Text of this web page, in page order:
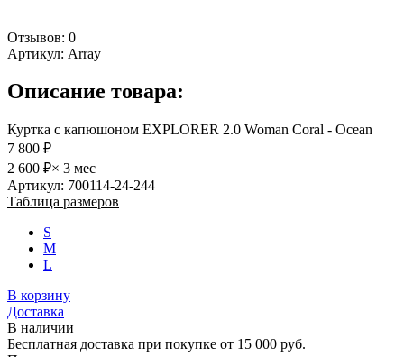
Отзывов: 0
Артикул: Array
Описание товара:
Куртка с капюшоном EXPLORER 2.0 Woman Coral - Ocean
7 800 ₽
2 600 ₽× 3 мес
Артикул: 700114-24-244
Таблица размеров
S
M
L
В корзину
Доставка
В наличии
Бесплатная доставка при покупке от 15 000 руб.